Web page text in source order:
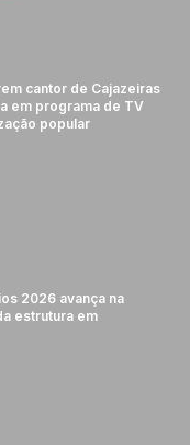
cantor de Cajazeiras
em programa de TV
popular
2026 avança na
estrutura em